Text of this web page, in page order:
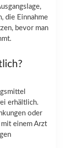
die Einnahme
bevor man
erhältlich.
oder
mit einem Arzt